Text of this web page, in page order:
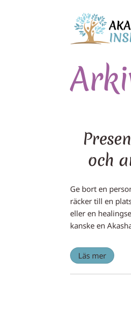
och
Ge bort en
räcker till en
eller en
kanske en
Läs mer